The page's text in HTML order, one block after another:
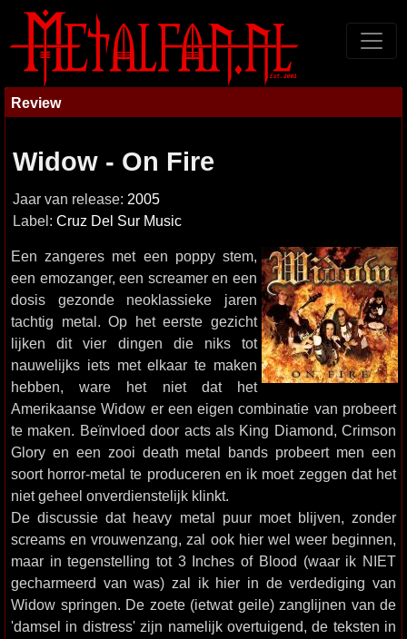
Review
Widow - On Fire
Jaar van release: 2005
Label: Cruz Del Sur Music
Een zangeres met een poppy stem,
een emozanger, een screamer en een
dosis gezonde neoklassieke jaren
tachtig metal. Op het eerste gezicht
lijken dit vier dingen die niks tot
nauwelijks iets met elkaar te maken
hebben, ware het niet dat het
Amerikaanse Widow er een eigen combinatie van probeert
te maken. Beïnvloed door acts als King Diamond, Crimson
Glory en een zooi death metal bands probeert men een
soort horror-metal te produceren en ik moet zeggen dat het
niet geheel onverdienstelijk klinkt.
De discussie dat heavy metal puur moet blijven, zonder
screams en vrouwenzang, zal ook hier wel weer beginnen,
maar in tegenstelling tot 3 Inches of Blood (waar ik NIET
gecharmeerd van was) zal ik hier in de verdediging van
Widow springen. De zoete (ietwat geile) zanglijnen van de
'damsel in distress' zijn namelijk overtuigend, de teksten in